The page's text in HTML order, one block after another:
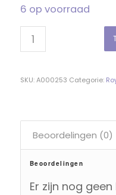
6 op voorraad
SKU:A000253 Categorie:
Beoordelingen (0)
Beoordelingen
Er zijn nog